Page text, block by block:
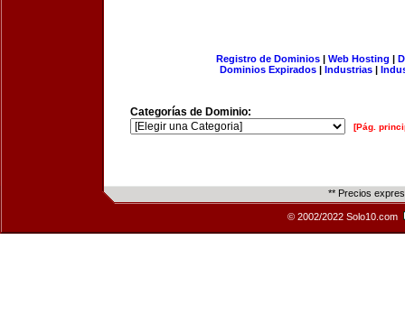
Registro de Dominios| Web Hosting |
Dominios Expirados | Industrias |
Categorías de Dominio:
[Pág.
** Precios
© 2002/2022 Solo10.com